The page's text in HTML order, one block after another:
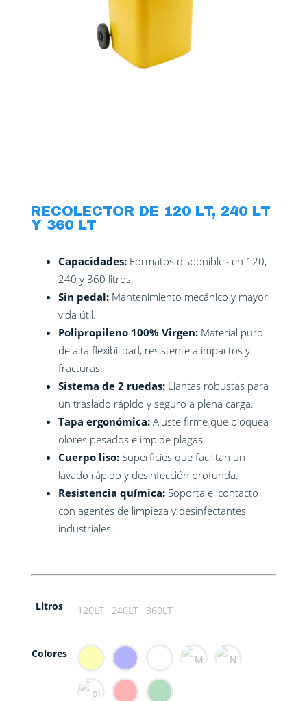
Bolsas de basura
Atomizador
Recolector
Contenedor
Ambientadores
Alcohol en gel y Jabones
RECOLECTOR DE 120 LT, 240 LT
Y 360 LT
Capacidades:Formatos disponibles en 120,
240 y 360 litros.
Sin pedal:Mantenimiento mecánico y mayor
vida útil.
Polipropileno 100% Virgen:Material puro
de alta flexibilidad, resistente a impactos y
fracturas.
Sistema de 2 ruedas:Llantas robustas para
un traslado rápido y seguro a plena carga.
Tapa ergonómica:Ajuste firme que bloquea
olores pesados e impide plagas.
Cuerpo liso:Superficies que facilitan un
lavado rápido y desinfección profunda.
Resistencia química:Soporta el contacto
con agentes de limpieza y desinfectantes
industriales.
Litros 120LT 240LT 360LT
Colores